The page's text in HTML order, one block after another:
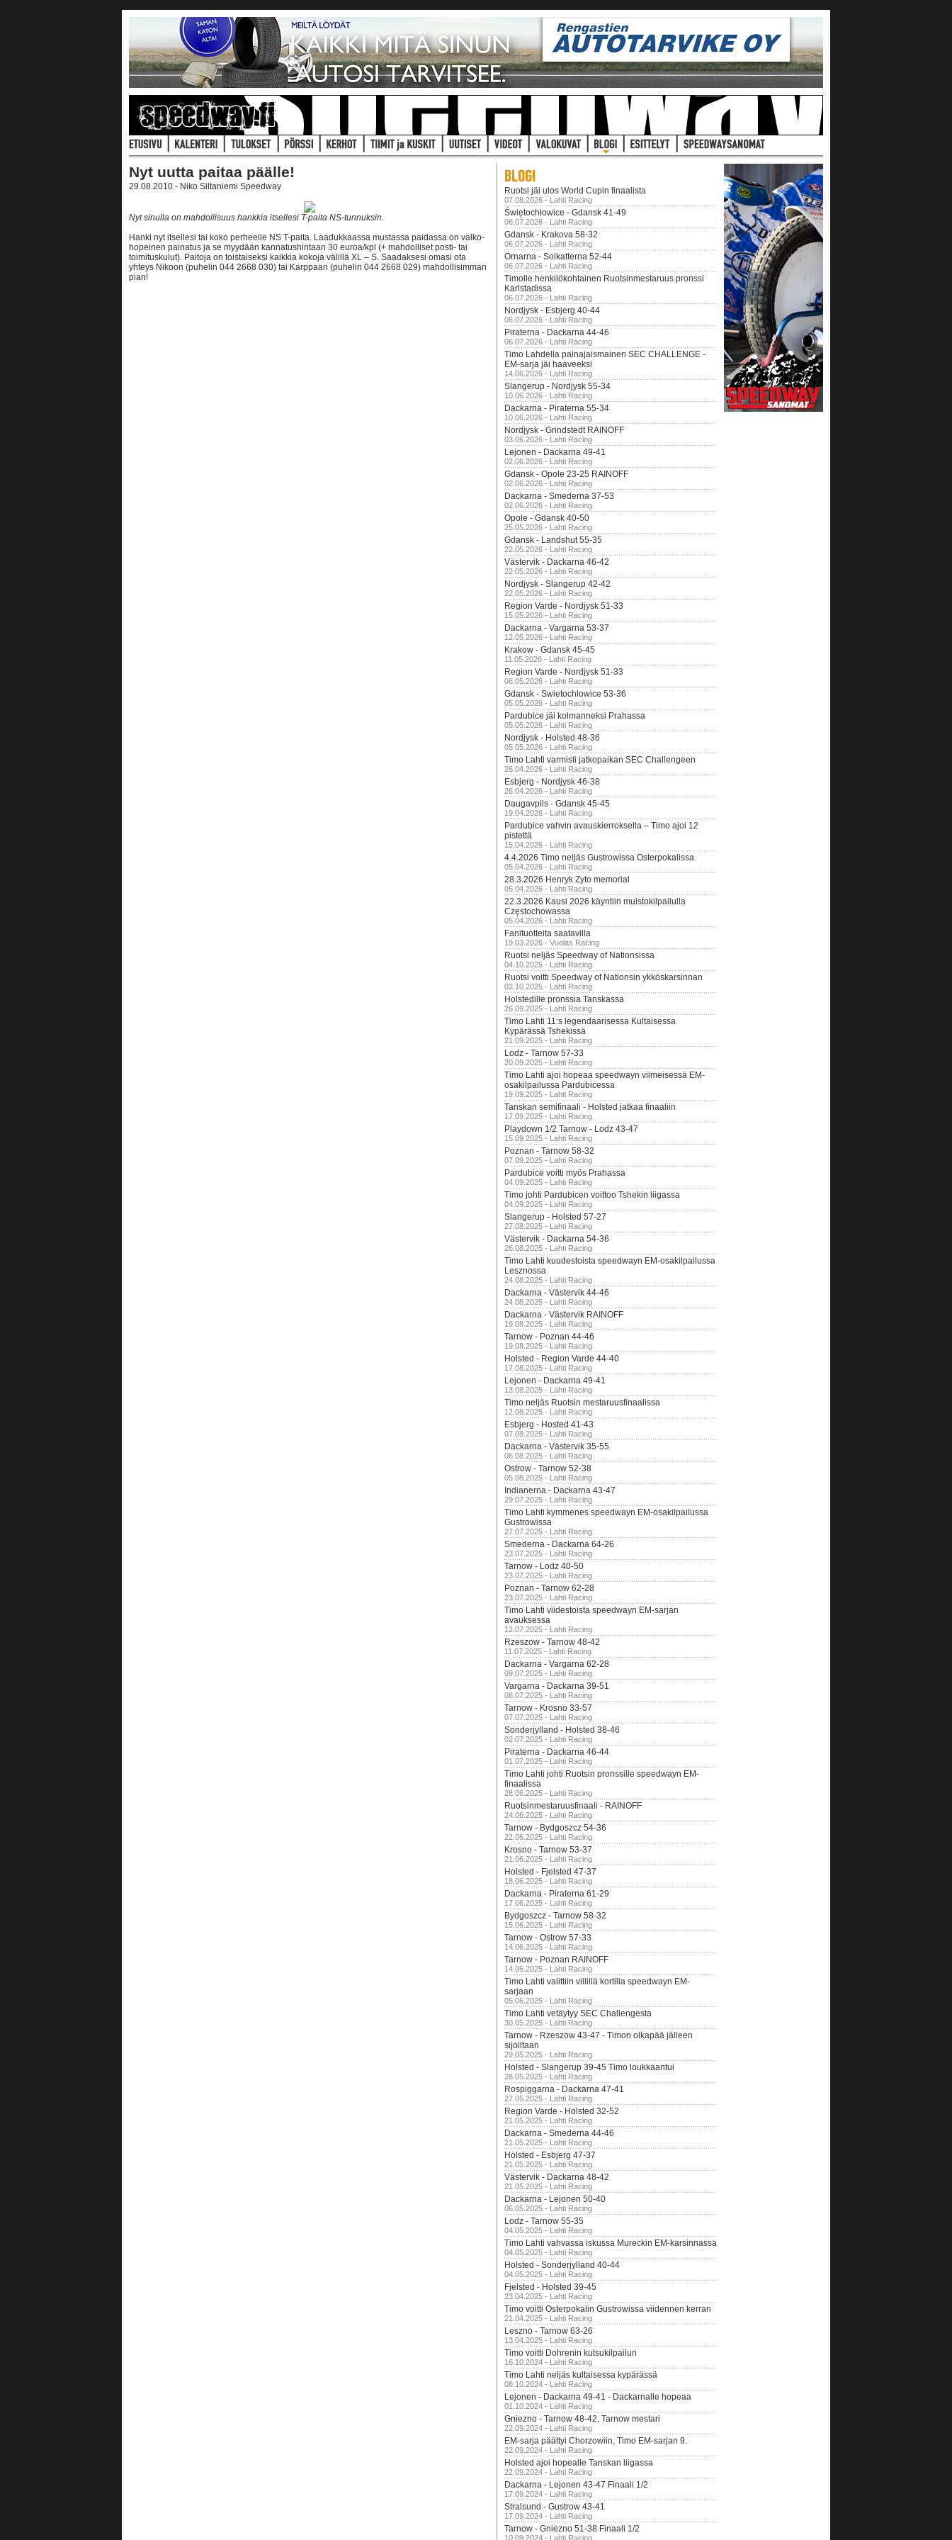
Nyt uutta paitaa päälle!
29.08.2010 - Niko Siltaniemi Speedway
Nyt sinulla on mahdollisuus hankkia itsellesi T-paita NS-tunnuksin.
Hanki nyt itsellesi tai koko perheelle NS T-paita. Laadukkaassa mustassa paidassa on valko-
hopeinen painatus ja se myydään kannatushintaan 30 euroa/kpl (+ mahdolliset posti- tai
toimituskulut). Paitoja on toistaiseksi kaikkia kokoja välillä XL – S. Saadaksesi omasi ota
yhteys Nikoon (puhelin 044 2668 030) tai Karppaan (puhelin 044 2668 029) mahdollisimman
pian!
Ruotsi jäi ulos World Cupin finaalista
07.08.2026 - Lahti Racing
Świętochłowice - Gdansk 41-49
06.07.2026 - Lahti Racing
Gdansk - Krakova 58-32
06.07.2026 - Lahti Racing
Örnarna - Solkatterna 52-44
06.07.2026 - Lahti Racing
Timolle henkilökohtainen Ruotsinmestaruus pronssi
Karlstadissa
06.07.2026 - Lahti Racing
Nordjysk - Esbjerg 40-44
06.07.2026 - Lahti Racing
Piraterna - Dackarna 44-46
06.07.2026 - Lahti Racing
Timo Lahdella painajaismainen SEC CHALLENGE -
EM-sarja jäi haaveeksi
14.06.2026 - Lahti Racing
Slangerup - Nordjysk 55-34
10.06.2026 - Lahti Racing
Dackarna - Piraterna 55-34
10.06.2026 - Lahti Racing
Nordjysk - Grindstedt RAINOFF
03.06.2026 - Lahti Racing
Lejonen - Dackarna 49-41
02.06.2026 - Lahti Racing
Gdansk - Opole 23-25 RAINOFF
02.06.2026 - Lahti Racing
Dackarna - Smederna 37-53
02.06.2026 - Lahti Racing
Opole - Gdansk 40-50
25.05.2026 - Lahti Racing
Gdansk - Landshut 55-35
22.05.2026 - Lahti Racing
Västervik - Dackarna 46-42
22.05.2026 - Lahti Racing
Nordjysk - Slangerup 42-42
22.05.2026 - Lahti Racing
Region Varde - Nordjysk 51-33
15.05.2026 - Lahti Racing
Dackarna - Vargarna 53-37
12.05.2026 - Lahti Racing
Krakow - Gdansk 45-45
11.05.2026 - Lahti Racing
Region Varde - Nordjysk 51-33
06.05.2026 - Lahti Racing
Gdansk - Swietochlowice 53-36
05.05.2026 - Lahti Racing
Pardubice jäi kolmanneksi Prahassa
05.05.2026 - Lahti Racing
Nordjysk - Holsted 48-36
05.05.2026 - Lahti Racing
Timo Lahti varmisti jatkopaikan SEC Challengeen
26.04.2026 - Lahti Racing
Esbjerg - Nordjysk 46-38
26.04.2026 - Lahti Racing
Daugavpils - Gdansk 45-45
19.04.2026 - Lahti Racing
Pardubice vahvin avauskierroksella – Timo ajoi 12
pistettä
15.04.2026 - Lahti Racing
4.4.2026 Timo neljäs Gustrowissa Osterpokalissa
05.04.2026 - Lahti Racing
28.3.2026 Henryk Zyto memorial
05.04.2026 - Lahti Racing
22.3.2026 Kausi 2026 käyntiin muistokilpailulla
Częstochowassa
05.04.2026 - Lahti Racing
Fanituotteita saatavilla
19.03.2026 - Vuolas Racing
Ruotsi neljäs Speedway of Nationsissa
04.10.2025 - Lahti Racing
Ruotsi voitti Speedway of Nationsin ykköskarsinnan
02.10.2025 - Lahti Racing
Holstedille pronssia Tanskassa
26.09.2025 - Lahti Racing
Timo Lahti 11:s legendaarisessa Kultaisessa
Kypärässä Tshekissä
21.09.2025 - Lahti Racing
Lodz - Tarnow 57-33
20.09.2025 - Lahti Racing
Timo Lahti ajoi hopeaa speedwayn viimeisessä EM-
osakilpailussa Pardubicessa
19.09.2025 - Lahti Racing
Tanskan semifinaali - Holsted jatkaa finaaliin
17.09.2025 - Lahti Racing
Playdown 1/2 Tarnow - Lodz 43-47
15.09.2025 - Lahti Racing
Poznan - Tarnow 58-32
07.09.2025 - Lahti Racing
Pardubice voitti myös Prahassa
04.09.2025 - Lahti Racing
Timo johti Pardubicen voittoo Tshekin liigassa
04.09.2025 - Lahti Racing
Slangerup - Holsted 57-27
27.08.2025 - Lahti Racing
Västervik - Dackarna 54-36
26.08.2025 - Lahti Racing
Timo Lahti kuudestoista speedwayn EM-osakilpailussa
Lesznossa
24.08.2025 - Lahti Racing
Dackarna - Västervik 44-46
24.08.2025 - Lahti Racing
Dackarna - Västervik RAINOFF
19.08.2025 - Lahti Racing
Tarnow - Poznan 44-46
19.08.2025 - Lahti Racing
Holsted - Region Varde 44-40
17.08.2025 - Lahti Racing
Lejonen - Dackarna 49-41
13.08.2025 - Lahti Racing
Timo neljäs Ruotsin mestaruusfinaalissa
12.08.2025 - Lahti Racing
Esbjerg - Hosted 41-43
07.08.2025 - Lahti Racing
Dackarna - Västervik 35-55
06.08.2025 - Lahti Racing
Ostrow - Tarnow 52-38
05.08.2025 - Lahti Racing
Indianerna - Dackarna 43-47
29.07.2025 - Lahti Racing
Timo Lahti kymmenes speedwayn EM-osakilpailussa
Gustrowissa
27.07.2025 - Lahti Racing
Smederna - Dackarna 64-26
23.07.2025 - Lahti Racing
Tarnow - Lodz 40-50
23.07.2025 - Lahti Racing
Poznan - Tarnow 62-28
23.07.2025 - Lahti Racing
Timo Lahti viidestoista speedwayn EM-sarjan
avauksessa
12.07.2025 - Lahti Racing
Rzeszow - Tarnow 48-42
11.07.2025 - Lahti Racing
Dackarna - Vargarna 62-28
09.07.2025 - Lahti Racing
Vargarna - Dackarna 39-51
08.07.2025 - Lahti Racing
Tarnow - Krosno 33-57
07.07.2025 - Lahti Racing
Sonderjylland - Holsted 38-46
02.07.2025 - Lahti Racing
Piraterna - Dackarna 46-44
01.07.2025 - Lahti Racing
Timo Lahti johti Ruotsin pronssille speedwayn EM-
finaalissa
28.06.2025 - Lahti Racing
Ruotsinmestaruusfinaali - RAINOFF
24.06.2025 - Lahti Racing
Tarnow - Bydgoszcz 54-36
22.06.2025 - Lahti Racing
Krosno - Tarnow 53-37
21.06.2025 - Lahti Racing
Holsted - Fjelsted 47-37
18.06.2025 - Lahti Racing
Dackarna - Piraterna 61-29
17.06.2025 - Lahti Racing
Bydgoszcz - Tarnow 58-32
15.06.2025 - Lahti Racing
Tarnow - Ostrow 57-33
14.06.2025 - Lahti Racing
Tarnow - Poznan RAINOFF
14.06.2025 - Lahti Racing
Timo Lahti valittiin villillä kortilla speedwayn EM-
sarjaan
05.06.2025 - Lahti Racing
Timo Lahti vetäytyy SEC Challengesta
30.05.2025 - Lahti Racing
Tarnow - Rzeszow 43-47 - Timon olkapää jälleen
sijoiltaan
29.05.2025 - Lahti Racing
Holsted - Slangerup 39-45 Timo loukkaantui
28.05.2025 - Lahti Racing
Rospiggarna - Dackarna 47-41
27.05.2025 - Lahti Racing
Region Varde - Holsted 32-52
21.05.2025 - Lahti Racing
Dackarna - Smederna 44-46
21.05.2025 - Lahti Racing
Holsted - Esbjerg 47-37
21.05.2025 - Lahti Racing
Västervik - Dackarna 48-42
21.05.2025 - Lahti Racing
Dackarna - Lejonen 50-40
06.05.2025 - Lahti Racing
Lodz - Tarnow 55-35
04.05.2025 - Lahti Racing
Timo Lahti vahvassa iskussa Mureckin EM-karsinnassa
04.05.2025 - Lahti Racing
Holsted - Sonderjylland 40-44
04.05.2025 - Lahti Racing
Fjelsted - Holsted 39-45
23.04.2025 - Lahti Racing
Timo voitti Osterpokalin Gustrowissa viidennen kerran
21.04.2025 - Lahti Racing
Leszno - Tarnow 63-26
13.04.2025 - Lahti Racing
Timo voitti Dohrenin kutsukilpailun
16.10.2024 - Lahti Racing
Timo Lahti neljäs kultaisessa kypärässä
08.10.2024 - Lahti Racing
Lejonen - Dackarna 49-41 - Dackarnalle hopeaa
01.10.2024 - Lahti Racing
Gniezno - Tarnow 48-42, Tarnow mestari
22.09.2024 - Lahti Racing
EM-sarja päättyi Chorzowiin, Timo EM-sarjan 9.
22.09.2024 - Lahti Racing
Holsted ajoi hopealle Tanskan liigassa
22.09.2024 - Lahti Racing
Dackarna - Lejonen 43-47 Finaali 1/2
17.09.2024 - Lahti Racing
Stralsund - Gustrow 43-41
17.09.2024 - Lahti Racing
Tarnow - Gniezno 51-38 Finaali 1/2
10.09.2024 - Lahti Racing